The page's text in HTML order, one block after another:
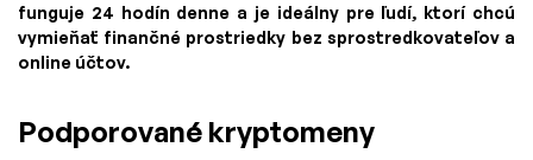
funguje 24 hodín denne a je ideálny pre ľudí, ktorí chcú
vymieňať finančné prostriedky bez sprostredkovateľov a
online účtov.
Podporované kryptomeny